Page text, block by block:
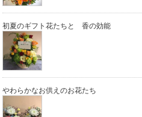
初夏のギフト花たちと 香の効能
やわらかなお供えのお花たち